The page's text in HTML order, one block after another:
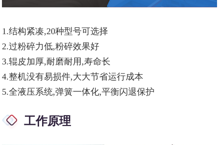
1.结构紧凑,20种型号可选择
2.过粉碎力低,粉碎效果好
3.辊皮加厚,耐磨耐用,寿命长
4.整机没有易损件,大大节省运行成本
5.全液压系统,弹簧一体化,平衡闪退保护
工作原理